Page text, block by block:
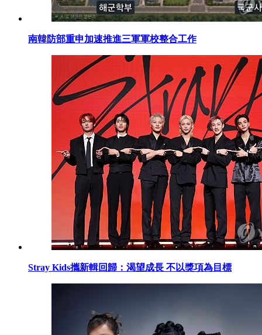
南韓防部重申加速推進三軍軍校整合工作
Stray Kids攜新輯回歸：渴望成長 不以獎項為目標